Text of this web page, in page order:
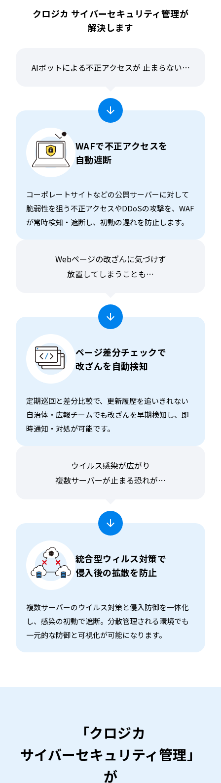
クロジカ サイバーセキュリティ管理が
解決します
AIボットによる不正アクセスが 止まらない⋯
WAFで不正アクセスを
自動遮断
コーポレートサイトなどの公開サーバーに対して
脆弱性を狙う不正アクセスやDDoSの攻撃を、WAF
が常時検知・遮断し、初動の遅れを防止します。
Webページの改ざんに気づけず
放置してしまうことも⋯
ページ差分チェックで
改ざんを自動検知
定期巡回と差分比較で、更新履歴を追いきれない
自治体・広報チームでも改ざんを早期検知し、即
時通知・対処が可能です。
ウイルス感染が広がり
複数サーバーが止まる恐れが⋯
統合型ウィルス対策で
侵入後の拡散を防止
複数サーバーのウイルス対策と侵入防御を一体化
し、感染の初動で遮断。分散管理される環境でも
一元的な防御と可視化が可能になります。
「クロジカ
サイバーセキュリティ管理」
が